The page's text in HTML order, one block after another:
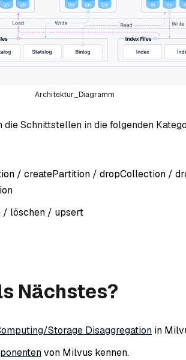
Architektur_Diagramm
die Schnittstellen in die folgenden
/ createPartition / dropCollection /
/ löschen / upsert
Nächstes?
Storage Disaggregation in
von Milvus kennen.